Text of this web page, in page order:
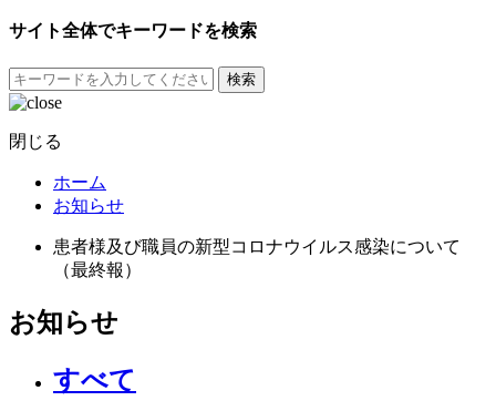
サイト全体でキーワードを検索
検索
閉じる
ホーム
お知らせ
患者様及び職員の新型コロナウイルス感染について
（最終報）
お知らせ
すべて